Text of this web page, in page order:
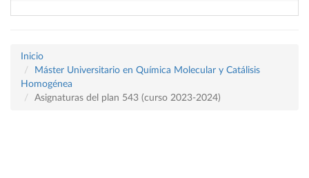
Inicio
Máster Universitario en Química Molecular y Catálisis
Homogénea
Asignaturas del plan 543 (curso 2023-2024)